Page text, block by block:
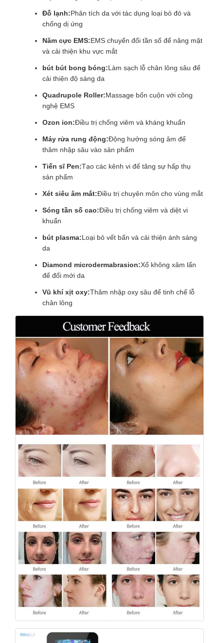
Đỗ lạnh:Phân tích da với tác dụng loại bỏ đỏ và
chống dị ứng
Năm cực EMS:EMS chuyển đổi tần số để nâng mặt
và cải thiện khu vực mắt
bút bút bong bóng:Làm sạch lỗ chân lông sâu để
cải thiện độ sáng da
Quadrupole Roller:Massage bốn cuộn với công
nghệ EMS
Ozon ion:Điều trị chống viêm và kháng khuẩn
Máy rửa rung động:Động hưởng sóng âm để
thâm nhập sâu vào sản phẩm
Tiến sĩ Pen:Tạo các kênh vi để tăng sự hấp thụ
sản phẩm
Xét siêu âm mắt:Điều trị chuyên môn cho vùng mắt
Sóng tần số cao:Điều trị chống viêm và diệt vi
khuẩn
bút plasma:Loại bỏ vết bẩn và cải thiện ánh sáng
da
Diamond microdermabrasion:Xổ không xâm lấn
để đổi mới da
Vũ khí xịt oxy:Thâm nhập oxy sâu để tinh chế lỗ
chân lông